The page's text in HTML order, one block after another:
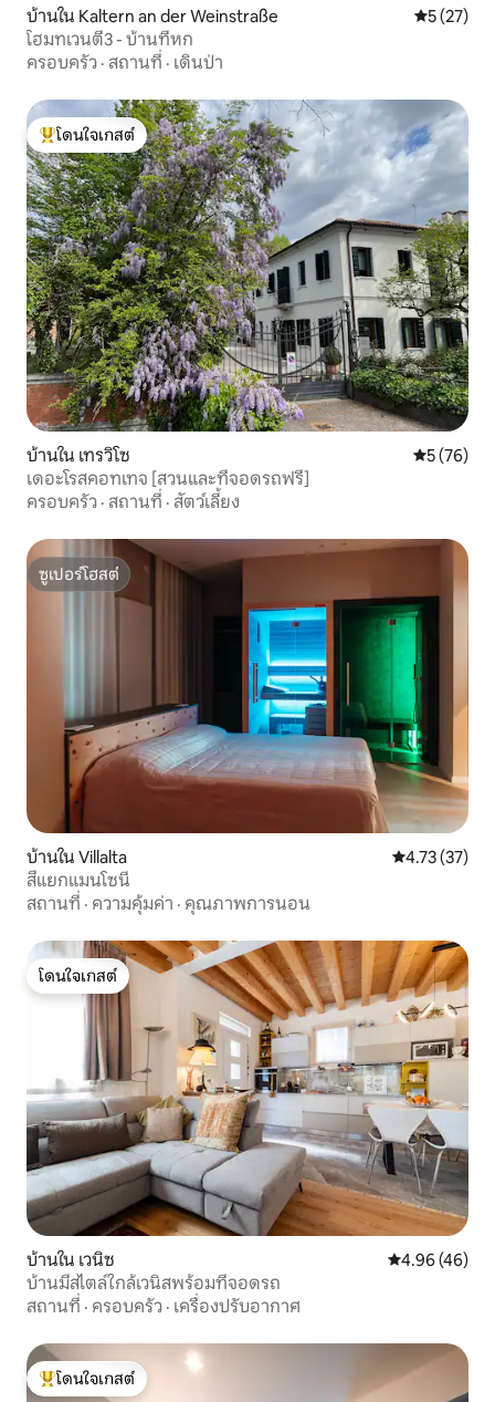
บ้านใน Kaltern an der Weinstraße คะแนนเฉลี่
5 (27)
โฮมทเวนตี้3 - บ้านที่หก
ครอบครัว · สถานที่ · เดินป่า
โดนใจเกสต์ที่สุด
โดนใจเกสต์
บ้านใน เทรวิโซ คะแนนเฉลี่
5 (76)
เดอะโรสคอทเทจ [สวนและที่จอดรถฟรี]
ครอบครัว · สถานที่ · สัตว์เลี้ยง
ซูเปอร์โฮสต์
ซูเปอร์โฮสต์
บ้านใน Villalta คะแนนเฉลี่ย
4.73 (37)
สี่แยกแมนโซนี
สถานที่ · ความคุ้มค่า · คุณภาพการนอน
โดนใจเกสต์
โดนใจเกสต์
บ้านใน เวนิซ คะแนนเฉลี่ย
4.96 (46)
บ้านมีสไตล์ใกล้เวนิสพร้อมที่จอดรถ
สถานที่ · ครอบครัว · เครื่องปรับอากาศ
โดนใจเกสต์ที่สุด
โดนใจเกสต์